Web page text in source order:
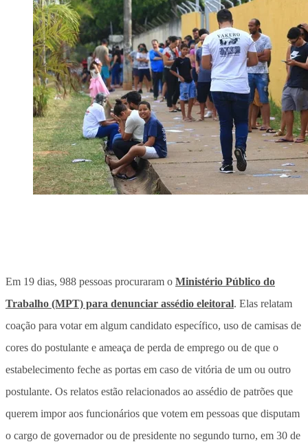
Em 19 dias, 988 pessoas procuraram o Ministério Público do
Trabalho (MPT) para denunciar assédio eleitoral. Elas relatam
coação para votar em algum candidato específico, uso de camisas de
cores do postulante e ameaça de perda de emprego ou de que o
estabelecimento feche as portas em caso de vitória de um ou outro
postulante. Os relatos estão relacionados ao assédio de patrões que
querem impor aos funcionários que votem em pessoas que disputam
o cargo de governador ou de presidente no segundo turno, em 30 de